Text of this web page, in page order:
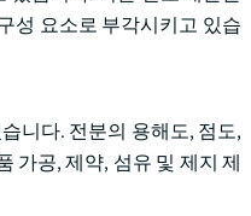
성 요소로 부각시키고 있습
니다. 전분의 용해도, 점도,
가공, 제약, 섬유 및 제지 제